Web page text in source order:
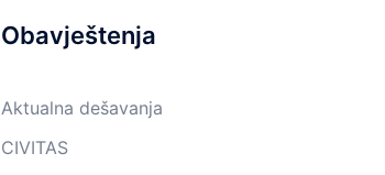
Obavještenja
Aktualna dešavanja
CIVITAS